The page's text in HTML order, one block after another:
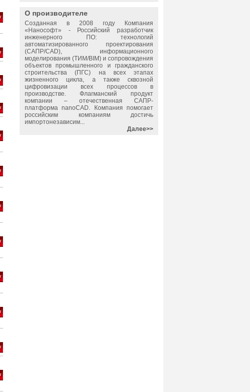
О производителе
Созданная в 2008 году Компания
« Нанософт» - Российский разработчик
инженерного ПО: технологий
автоматизированного проектирования
(САПР/CAD), информационного
моделирования (ТИМ/BIM) и сопровождения
объектов промышленного и гражданского
строительства (ПГС) на всех этапах
жизненного цикла, а также сквозной
цифровизации всех процессов в
производстве. Флагманский продукт
компании – отечественная САПР-
платформа nanoCAD. Компания помогает
российским компаниям достичь
импортонезависим...
Далее>>